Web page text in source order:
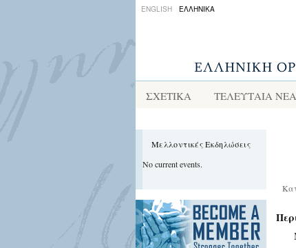
ENGLISH ΕΛΛΗΝΙΚΑ
ΣΧΕΤΙΚΑ ΤΕΛΕΥΤΑΙΑ ΝΕΑ
Μελλοντικές Εκδηλώσεις
No current events.